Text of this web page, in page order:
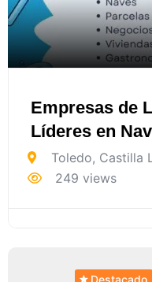
Empresas de
Líderes en
Toledo, Castilla
249 views
Destacado